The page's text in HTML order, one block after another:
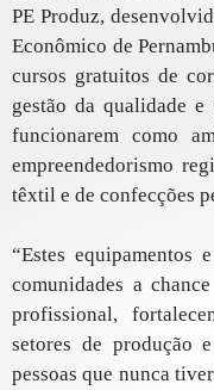
PE Produz,
Econômico de
cursos gratuitos de
gestão da qualidade
funcionarem como
empreendedorismo
têxtil e de confecções
“Estes equipamentos
comunidades a
profissional,
setores de produção
pessoas que nunca